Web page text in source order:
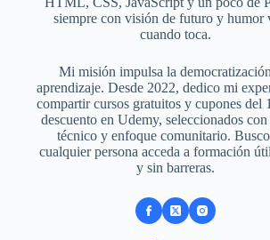
siempre con visión de futuro y humor
cuando toca.
Mi misión impulsa la
aprendizaje. Desde 2022, dedico mi
compartir cursos gratuitos y cupones del
descuento en Udemy, seleccionados
técnico y enfoque comunitario.
cualquier persona acceda a formación
y sin barreras.